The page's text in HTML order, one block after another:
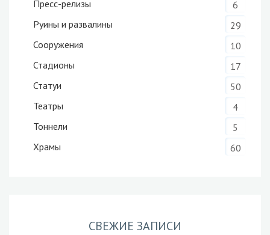
Пресс-релизы
6
Руины и развалины
29
Сооружения
10
Стадионы
17
Статуи
50
Театры
4
Тоннели
5
Храмы
60
СВЕЖИЕ ЗАПИСИ